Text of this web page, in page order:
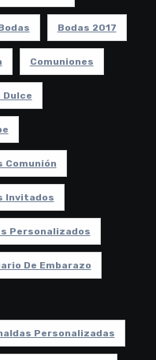
Bodas 2017
Comuniones
Dulce
Comunión
Invitados
Personalizados
De Embarazo
Personalizadas